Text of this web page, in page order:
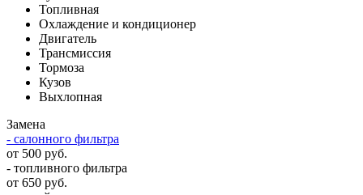
Топливная
Охлаждение и кондиционер
Двигатель
Трансмиссия
Тормоза
Кузов
Выхлопная
Замена
- салонного фильтра
от 500 руб.
- топливного фильтра
от 650 руб.